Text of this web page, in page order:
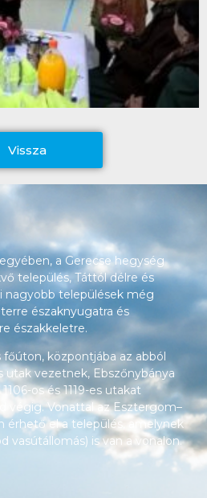
Vissza
a Gerecse hegység
település, Táttól délre és
nagyobb települések még
északnyugatra és
északkeletre.
központjába az abból
utak vezetnek, Ebszőnybánya
os és 1119-es utakat
végig. Vonattal az Esztergom–
érhető el a település, amelynek
vasútállomás) is van a vonalon.